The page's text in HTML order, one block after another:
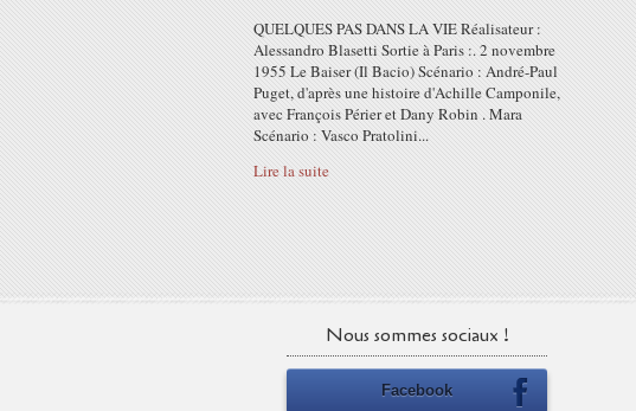
QUELQUES PAS DANS LA VIE Réalisateur :
Alessandro Blasetti Sortie à Paris :. 2 novembre
1955 Le Baiser (Il Bacio) Scénario : André-Paul
Puget, d'après une histoire d'Achille Camponile,
avec François Périer et Dany Robin . Mara
Scénario : Vasco Pratolini...
Lire la suite
Nous sommes sociaux !
Facebook